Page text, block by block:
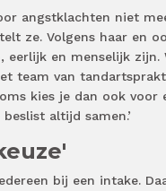
angstklachten niet
ze. Volgens haar en
eerlijk en menselijk
team van
kies je dan ook voor
altijd samen.’
bij een intake.